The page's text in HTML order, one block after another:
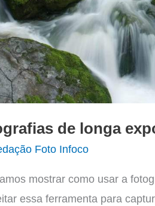
de longa
Foto Infoco
mostrar como usar a
essa ferramenta para